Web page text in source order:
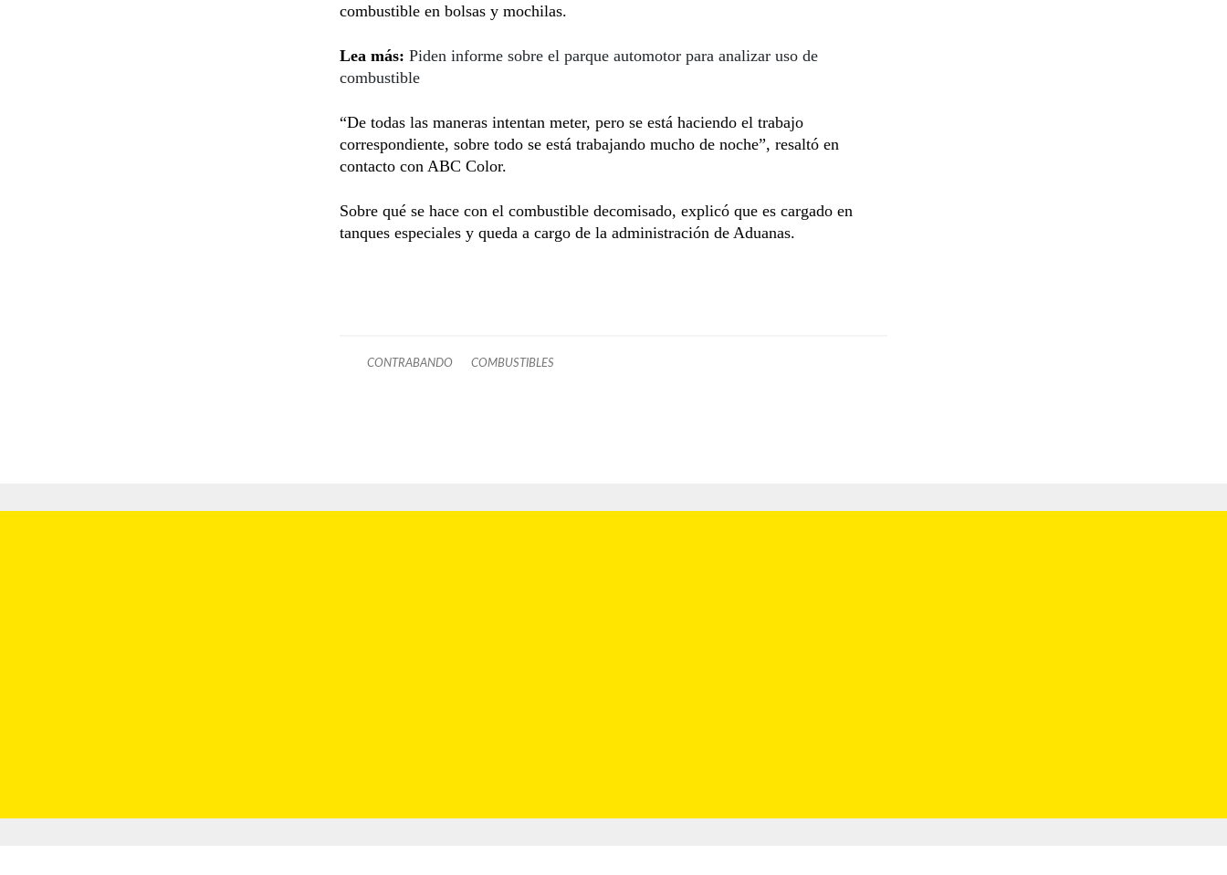
combustible en bolsas y mochilas.
Lea más: Piden informe sobre el parque automotor para analizar uso de
combustible
“De todas las maneras intentan meter, pero se está haciendo el trabajo
correspondiente, sobre todo se está trabajando mucho de noche”, resaltó en
contacto con ABC Color.
Sobre qué se hace con el combustible decomisado, explicó que es cargado en
tanques especiales y queda a cargo de la administración de Aduanas.
CONTRABANDO COMBUSTIBLES